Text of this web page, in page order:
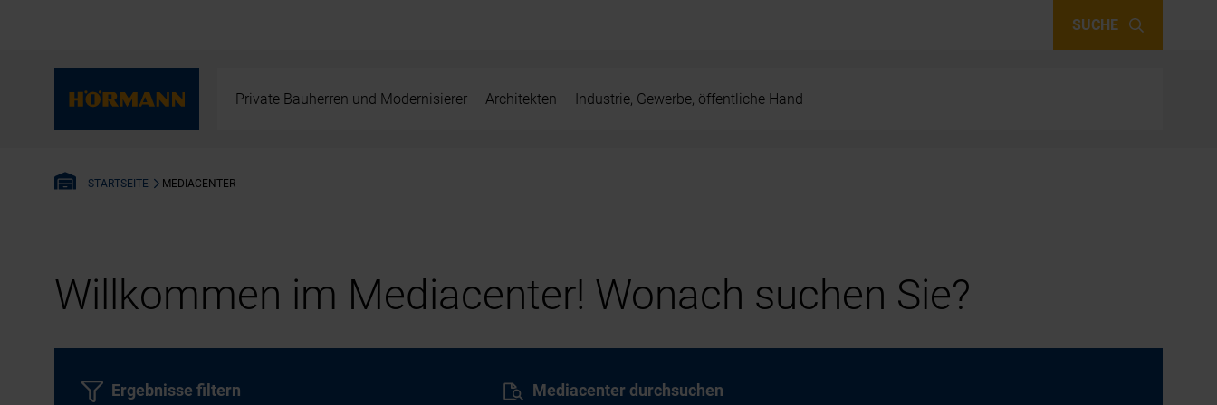
SUCHE
Private Bauherren und Modernisierer Architekten Industrie, Gewerbe, öffentliche Hand
STARTSEITE MEDIACENTER
Willkommen im Mediacenter! Wonach suchen Sie?
Mediacenter durchsuchen
Ergebnisse filtern